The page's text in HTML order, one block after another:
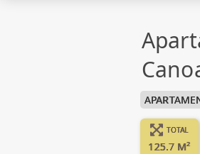
TOTAL
125.7 M²